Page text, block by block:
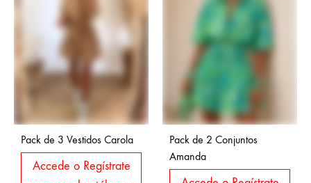
Pack de 3 Vestidos Carola
Accede o Regístrate
Pack de 2 Conjuntos
Amanda